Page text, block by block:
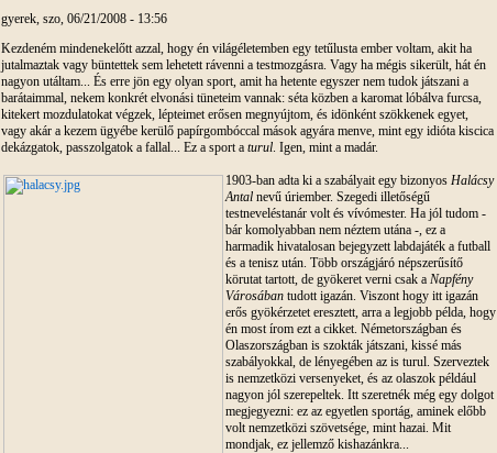
gyerek, szo, 06/21/2008 - 13:56
Kezdeném mindenekelőtt azzal, hogy én világéletemben egy tetűlusta ember voltam, akit ha
jutalmaztak vagy büntettek sem lehetett rávenni a testmozgásra. Vagy ha mégis sikerült, hát én
nagyon utáltam... És erre jön egy olyan sport, amit ha hetente egyszer nem tudok játszani a
barátaimmal, nekem konkrét elvonási tüneteim vannak: séta közben a karomat lóbálva furcsa,
kitekert mozdulatokat végzek, lépteimet erősen megnyújtom, és idönként szökkenek egyet,
vagy akár a kezem ügyébe kerülő papírgombóccal mások agyára menve, mint egy idióta kiscica
dekázgatok, passzolgatok a fallal... Ez a sport a turul. Igen, mint a madár.
1903-ban adta ki a szabályait egy bizonyos Halácsy
Antalnevű úriember. Szegedi illetőségű
testneveléstanár volt és vívómester. Ha jól tudom -
bár komolyabban nem néztem utána -, ez a
harmadik hivatalosan bejegyzett labdajáték a futball
és a tenisz után. Több országjáró népszerűsítő
körutat tartott, de gyökeret verni csak a Napfény
Városábantudott igazán. Viszont hogy itt igazán
erős gyökérzetet eresztett, arra a legjobb példa, hogy
én most írom ezt a cikket. Németországban és
Olaszországban is szokták játszani, kissé más
szabályokkal, de lényegében az is turul. Szerveztek
is nemzetközi versenyeket, és az olaszok például
nagyon jól szerepeltek. Itt szeretnék még egy dolgot
megjegyezni: ez az egyetlen sportág, aminek előbb
volt nemzetközi szövetsége, mint hazai. Mit
mondjak, ez jellemző kishazánkra...